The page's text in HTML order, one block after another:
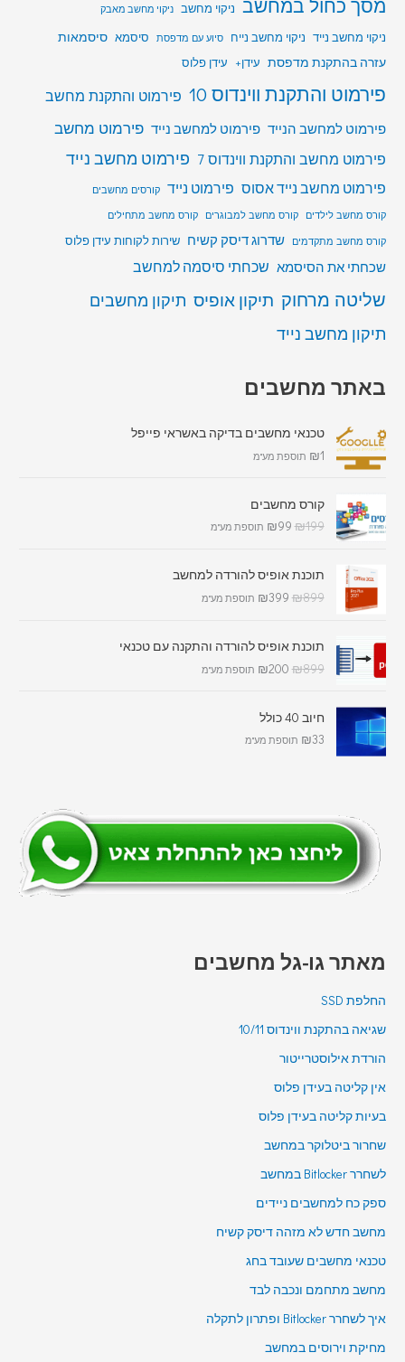
מסך כחול במחשב ניקוי מחשב ניקוי מחשב מאבק
ניקוי מחשב נייד ניקוי מחשב נייח סיוע עם מדפסת סיסמא סיסמאות
עזרה בהתקנת מדפסת עידן+ עידן פלוס
פירמוט והתקנת ווינדוס 10 פירמוט והתקנת מחשב
פירמוט למחשב הנייד פירמוט למחשב נייד פירמוט מחשב
פירמוט מחשב והתקנת ווינדוס 7
פירמוט מחשב נייד
פירמוט מחשב נייד אסוס פירמוט נייד קורסים מחשבים
קורס מחשב לילדים
קורס מחשב למבוגרים
קורס מחשב מתחילים
קורס מחשב מתקדמים
שדרוג דיסק קשיח שירות לקוחות עידן פלוס
שכחתי את הסיסמא שכחתי סיסמה למחשב
שליטה מרחוק תיקון אופיס תיקון מחשבים
תיקון מחשב נייד
באתר מחשבים
טכנאי מחשבים בדיקה באשראי פייפל
₪1 תוספת מע"מ
קורס מחשבים
₪199
₪99 תוספת מע"מ
תוכנת אופיס להורדה למחשב
₪899
₪399 תוספת מע"מ
תוכנת אופיס להורדה והתקנה עם טכנאי
₪899
₪200 תוספת מע"מ
חיוב 40 כולל
₪33 תוספת מע"מ
מאתר גו-גל מחשבים
החלפת SSD
שגיאה בהתקנת ווינדוס 10/11
הורדת אילוסטרייטור
אין קליטה בעידן פלוס
בעיות קליטה בעידן פלוס
שחרור ביטלוקר במחשב
לשחרר Bitlocker במחשב
ספק כח למחשבים ניידים
מחשב חדש לא מזהה דיסק קשיח
טכנאי מחשבים שעובד בחג
מחשב מתחמם ונכבה לבד
איך לשחרר Bitlocker ופתרון לתקלה
מחיקת וירוסים במחשב